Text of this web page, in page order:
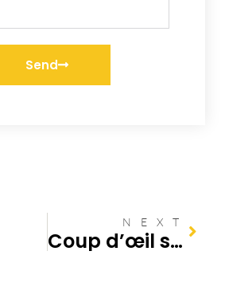
Send
NEXT
Coup d’œil sur le processus de diagnostic pour une canalisation bouchée